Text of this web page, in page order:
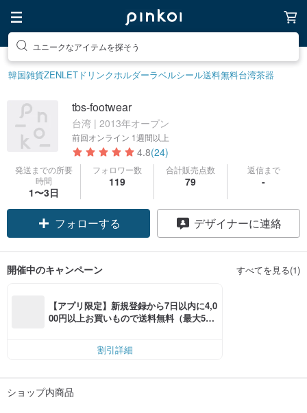
ユニークなアイテムを探そう
韓国雑貨ZENLET ドリンクホルダーラベルシール送料無料台湾茶器
tbs-footwear
台湾 | 2013年オープン
前回オンライン 1週間以上
4.8(24)
発送までの所要
時間
1〜3日
フォロワー数
119
合計販売点数
79
返信まで
-
クーポン取得
フォローする
デザイナーに連絡
開催中のキャンペーン すべてを見る(1)
【アプリ限定】新規登録から7日以内に4,0
00円以上お買いもので送料無料（最大500
割引詳細
ショップ内商品